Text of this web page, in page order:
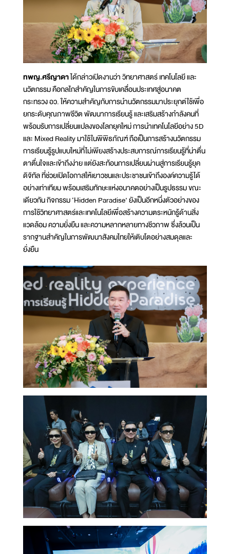
ทพญ.ศรีญาดาได้กล่าวเปิดงานว่า วิทยาศาสตร์ เทคโนโลยี และ
นวัตกรรม คือกลไกสำคัญในการขับเคลื่อนประเทศสู่อนาคต
กระทรวง อว. ให้ความสำคัญกับการนำนวัตกรรมมาประยุกต์ใช้เพื่อ
ยกระดับคุณภาพชีวิต พัฒนาการเรียนรู้ และเสริมสร้างกำลังคนที่
พร้อมรับการเปลี่ยนแปลงของโลกยุคใหม่ การนำเทคโนโลยีอย่าง 5D
และ Mixed Reality มาใช้ในพิพิธภัณฑ์ ถือเป็นการสร้างนวัตกรรม
การเรียนรู้รูปแบบใหม่ที่ไม่เพียงสร้างประสบการณ์การเรียนรู้ที่น่าตื่น
ตาตื่นใจและเข้าถึงง่าย แต่ยังสะท้อนการเปลี่ยนผ่านสู่การเรียนรู้ยุค
ดิจิทัล ที่ช่วยเปิดโอกาสให้เยาวชนและประชาชนเข้าถึงองค์ความรู้ได้
อย่างเท่าเทียม พร้อมเสริมทักษะแห่งอนาคตอย่างเป็นรูปธรรม ขณะ
เดียวกัน กิจกรรม ‘Hidden Paradise’ ยังเป็นอีกหนึ่งตัวอย่างของ
การใช้วิทยาศาสตร์และเทคโนโลยีเพื่อสร้างความตระหนักรู้ด้านสิ่ง
แวดล้อม ความยั่งยืน และความหลากหลายทางชีวภาพ ซึ่งล้วนเป็น
รากฐานสำคัญในการพัฒนาสังคมไทยให้เติบโตอย่างสมดุลและ
ยั่งยืน